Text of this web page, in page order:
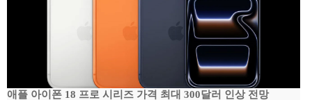
애플 아이폰 18 프로 시리즈 가격 최대 300달러 인상 전망